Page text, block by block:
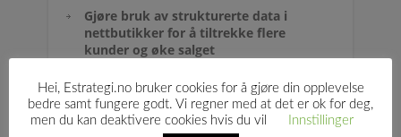
Gjøre bruk av strukturerte data i
nettbutikker for å tiltrekke flere
kunder og øke salget
Optimalisering av
produktbeskrivelser for
nettbutikker: En komplett guide
Hei, Estrategi.no bruker cookies for å gjøre din opplevelse
bedre samt fungere godt. Vi regner med at det er ok for deg,
men du kan deaktivere cookies hvis du vil
Innstillinger